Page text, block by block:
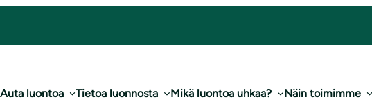
Auta luontoa Tietoa luonnosta Mikä luontoa uhkaa? Näin toimimme
liittyvää tietoa Laatokan rannalle Karjalan tasavaltaan